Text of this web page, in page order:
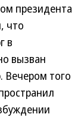
президента
что
в
вызван
Вечером того